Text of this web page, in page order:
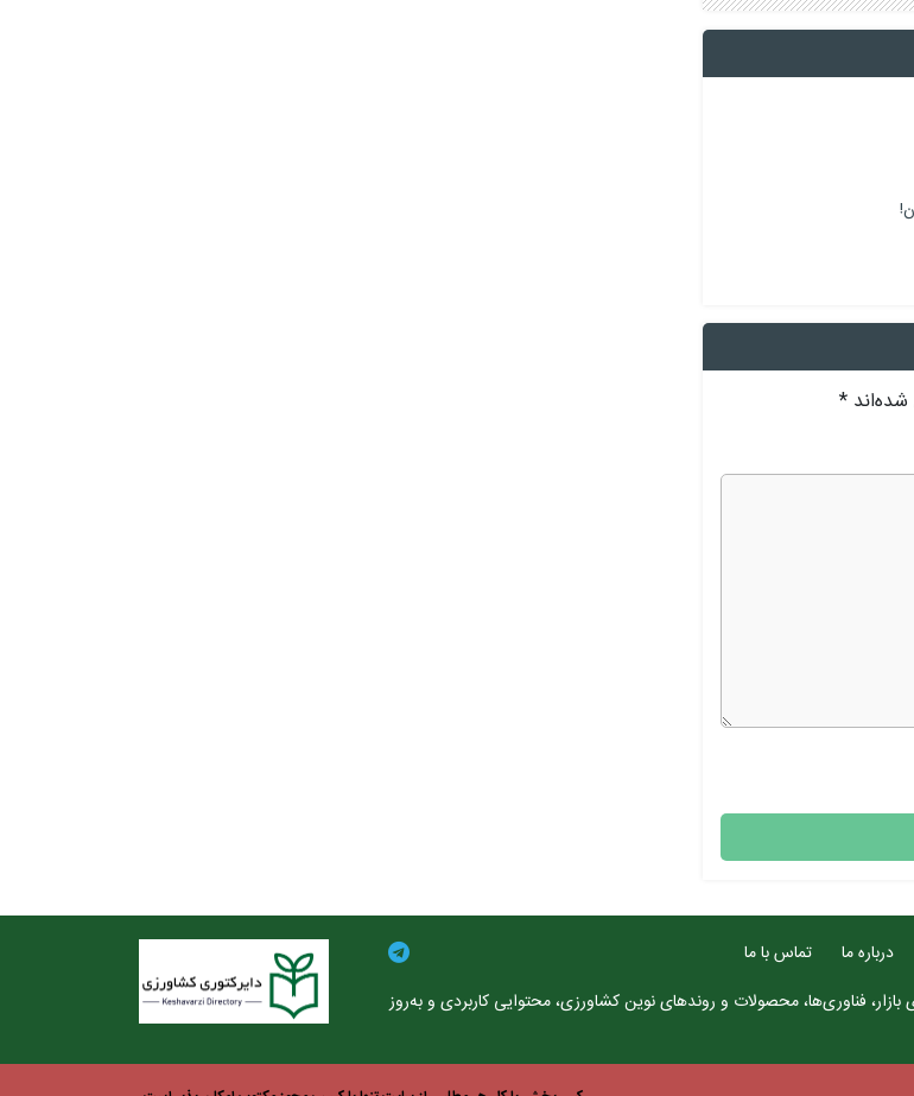
*
درباره ما
تماس با ما
فناوری‌ها، محصولات و روندهای نوین کشاورزی، محتوایی کاربردی و به‌روز